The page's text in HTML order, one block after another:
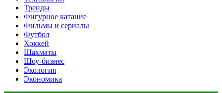
Тренды
Фигурное катание
Фильмы и сериалы
Футбол
Хоккей
Шахматы
Шоу-бизнес
Экология
Экономика